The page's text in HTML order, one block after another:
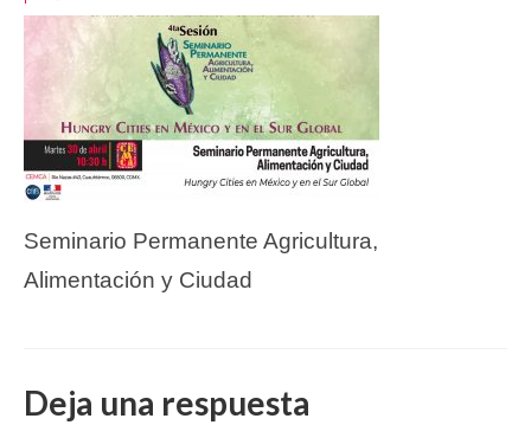
Seminario Permanente Agricultura,
Alimentación y Ciudad
Deja una respuesta